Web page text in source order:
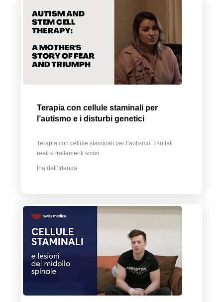
Terapia con cellule staminali per
l’autismo e i disturbi genetici
Terapia con cellule staminali per l’autismo: risultati
reali e trattamenti sicuri
Ina dall’Irlanda